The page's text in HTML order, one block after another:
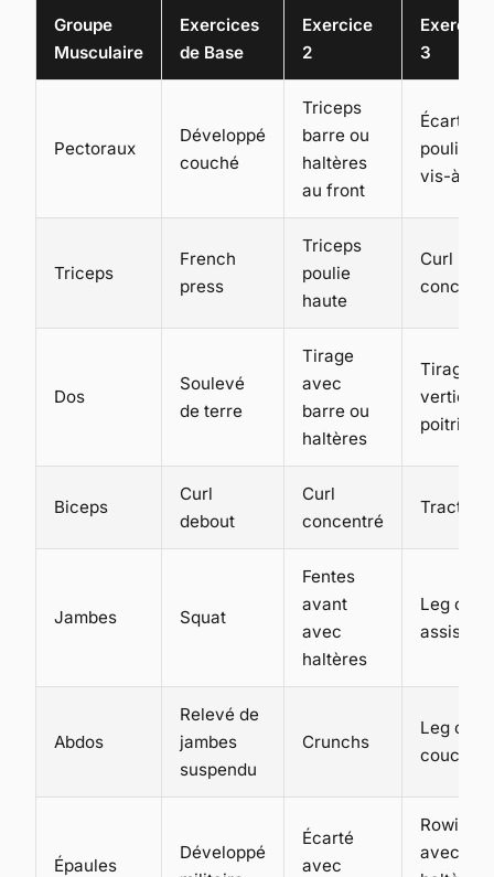
Groupe
Musculaire
Exercices
de Base
Exercice
2
Exercice
3
Pectoraux
Développé
couché
Triceps
barre ou
haltères
au front
Écarté
poulie
vis-à-vis
Triceps
French
press
Triceps
poulie
haute
Curl
Dos
Soulevé
de terre
Tirage
avec
barre ou
haltères
Tirage
vertical
poitrine
Biceps
Curl
debout
Curl
concentré
Tractions
Jambes Squat
Fentes
avant
avec
haltères
Leg curl
assis
Abdos
Relevé de
jambes
suspendu
Crunchs
Leg curl
couché
Épaules
Développé
Écarté
avec
Rowing
avec